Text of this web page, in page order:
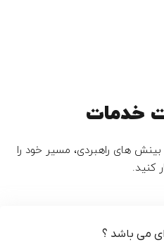
خدمات
های راهبردی، مسیر خود را
کنید.
می باشد ؟